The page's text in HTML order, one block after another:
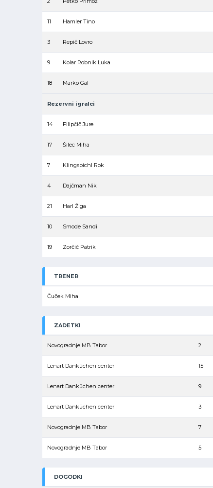
11 Hamler Tino
3 Repič Lovro
9 Kolar Robnik Luka
18 Marko Gal
Rezervni igralci
14 Filipčič Jure
17 Šilec Miha
7 Klingsbichl Rok
4 Dajčman Nik
21 Harl Žiga
10 Smode Sandi
19 Zorčič Patrik
TRENER
Čuček Miha
ZADETKI
Novogradnje MB Tabor 2
Lenart Danküchen center 15
Lenart Danküchen center 9
Lenart Danküchen center 3
Novogradnje MB Tabor 7
Novogradnje MB Tabor 5
DOGODKI